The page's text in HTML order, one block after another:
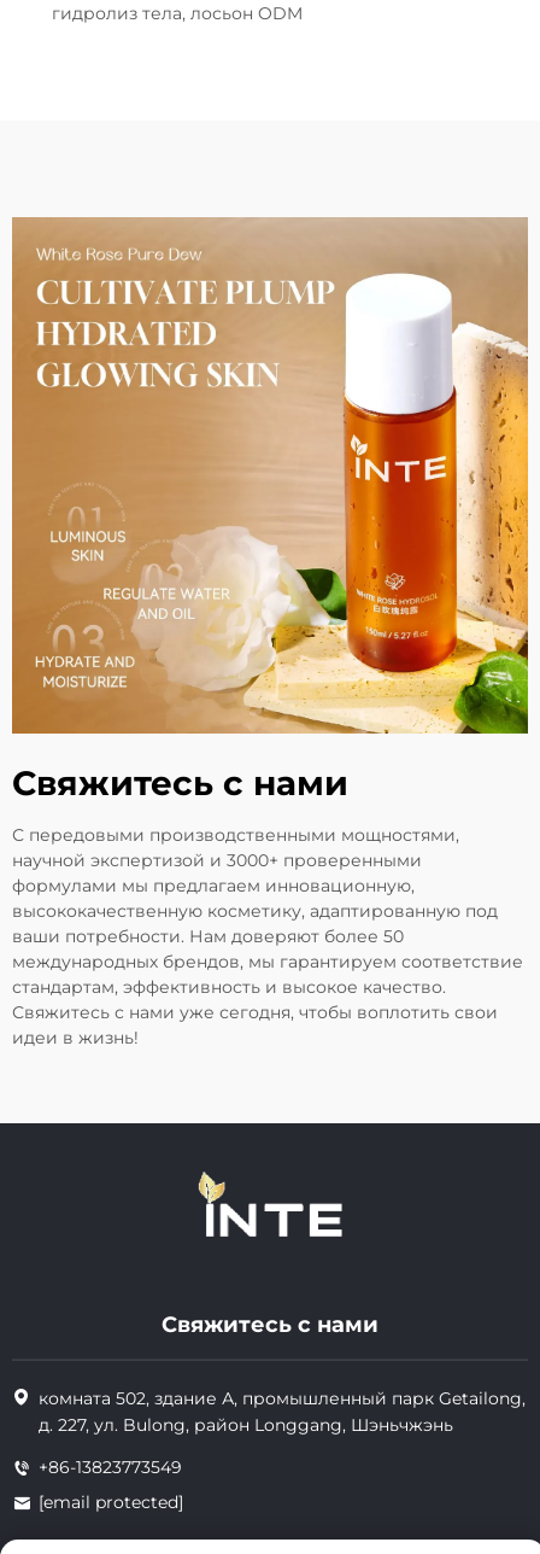
гидролиз тела, лосьон ODM
Свяжитесь с нами
С передовыми производственными мощностями,
научной экспертизой и 3000+ проверенными
формулами мы предлагаем инновационную,
высококачественную косметику, адаптированную под
ваши потребности. Нам доверяют более 50
международных брендов, мы гарантируем соответствие
стандартам, эффективность и высокое качество.
Свяжитесь с нами уже сегодня, чтобы воплотить свои
идеи в жизнь!
Свяжитесь с нами
комната 502, здание А, промышленный парк Getailong,
д. 227, ул. Bulong, район Longgang, Шэньчжэнь
+86-13823773549
[email protected]